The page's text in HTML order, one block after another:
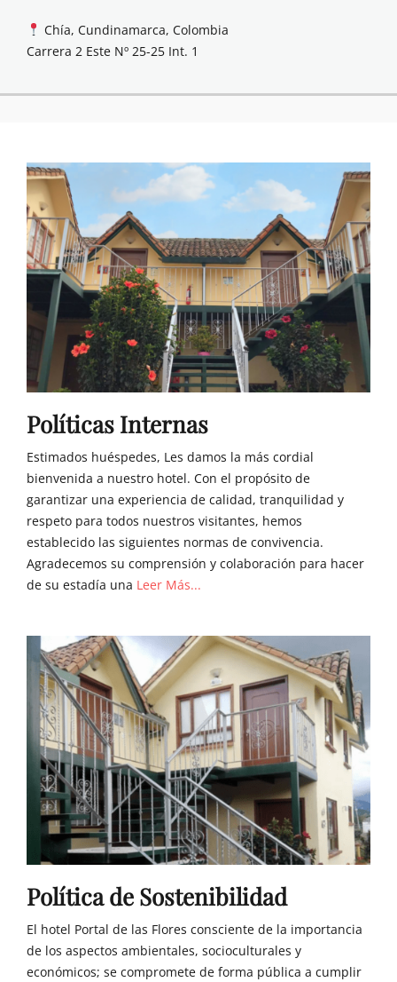
Chía, Cundinamarca, Colombia
Carrera 2 Este Nº 25-25 Int. 1
Políticas Internas
Estimados huéspedes, Les damos la más cordial
bienvenida a nuestro hotel. Con el propósito de
garantizar una experiencia de calidad, tranquilidad y
respeto para todos nuestros visitantes, hemos
establecido las siguientes normas de convivencia.
Agradecemos su comprensión y colaboración para hacer
de su estadía una Leer Más...
Política de Sostenibilidad
El hotel Portal de las Flores consciente de la importancia
de los aspectos ambientales, socioculturales y
económicos; se compromete de forma pública a cumplir